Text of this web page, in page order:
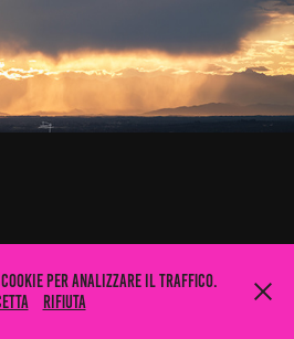
cookie per analizzare il traffico.
Rifiuta